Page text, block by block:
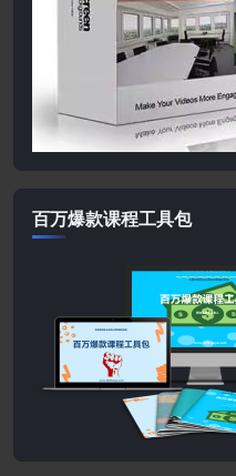
百万爆款课程工具包